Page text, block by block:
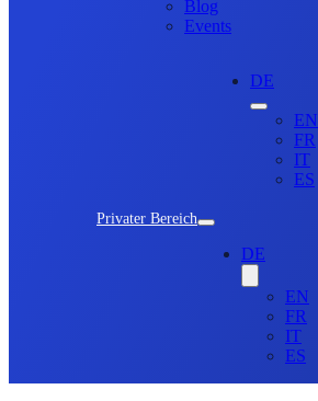
Blog
Events
Privater Bereich
DE
EN
FR
IT
ES
DE
EN
FR
IT
ES